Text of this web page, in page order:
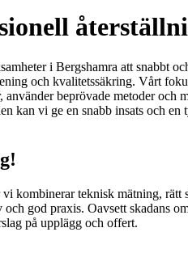
i Bergshamra att snabbt
och kvalitetssäkring. Vårt
beprövade metoder och
kan vi ge en snabb insats och
kombinerar teknisk mätning,
god praxis. Oavsett skadans
på upplägg och offert.